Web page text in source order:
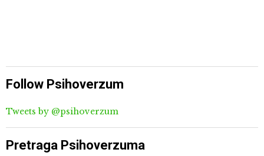
Follow Psihoverzum
Tweets by @psihoverzum
Pretraga Psihoverzuma